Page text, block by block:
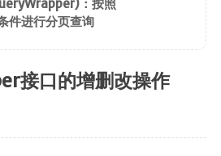
：按照
件进行分页查询
接口的增删改操作